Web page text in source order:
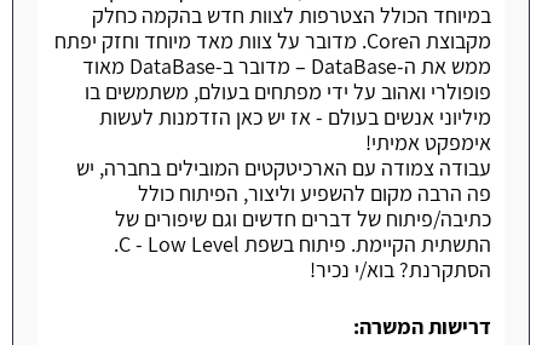
במיוחד הכולל הצטרפות לצוות חדש בהקמה כחלק
מקבוצת הCore. מדובר על צוות מאד מיוחד וחזק יפתח
ממש את ה-DataBase – מדובר ב-DataBase מאוד
פופולרי ואהוב על ידי מפתחים בעולם, משתמשים בו
מיליוני אנשים בעולם - אז יש כאן הזדמנות לעשות
אימפקט אמיתי!
עבודה צמודה עם הארכיטקטים המובילים בחברה, יש
פה הרבה מקום להשפיע וליצור, הפיתוח כולל
כתיבה/פיתוח של דברים חדשים וגם שיפורים של
התשתית הקיימת. פיתוח בשפת C - Low Level.
הסתקרנת? בוא/י נכיר!
דרישות המשרה: